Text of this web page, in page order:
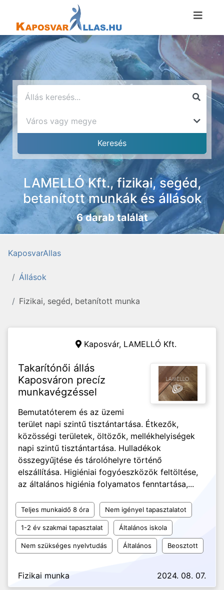
LAMELLÓ Kft., fizikai, segéd,
betanított munkák és állások
6 darab találat
KaposvarAllas
Állások
Fizikai, segéd, betanított munka
Kaposvár, LAMELLÓ Kft.
Takarítónői állás
Kaposváron precíz
munkavégzéssel
Bemutatóterem és az üzemi
terület napi szintű tisztántartása. Étkezők,
közösségi területek, öltözők, mellékhelyiségek
napi szintű tisztántartása. Hulladékok
összegyűjtése és tárolóhelyre történő
elszállítása. Higiéniai fogyóeszközök feltöltése,
az általános higiénia folyamatos fenntartása,...
Teljes munkaidő 8 óra Nem igényel tapasztalatot
1-2 év szakmai tapasztalat Általános iskola
Nem szükséges nyelvtudás Általános Beosztott
Fizikai munka 2024. 08. 07.